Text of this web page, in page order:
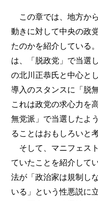
この章では、地方か
動きに対して中央の政
たのかを紹介している
は、「脱政党」で当選
の北川正恭氏と中心と
導入のスタンスに「脱
これは政党の求心力を
無党派」で当選したよ
ることはおもしろいと
そして、マニフェス
ていたことを紹介して
法が「政治家は規制し
いる」という性悪説に